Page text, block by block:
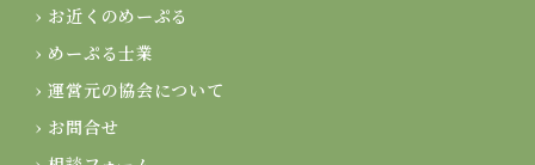
› お近くのめーぷる
› めーぷる士業
› 運営元の協会について
› お問合せ